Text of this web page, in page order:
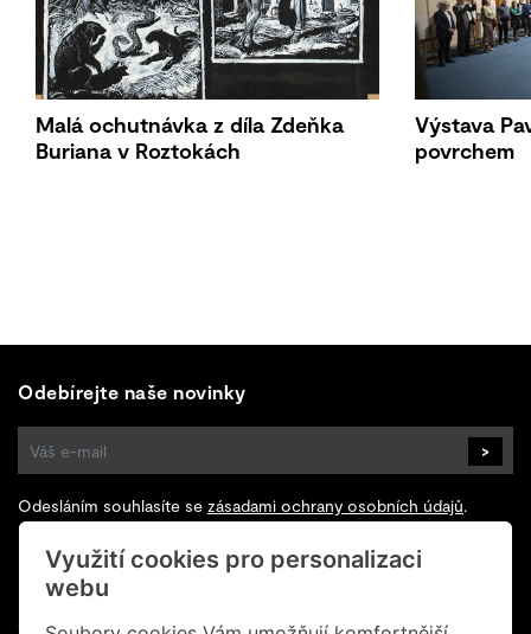
Malá ochutnávka z díla Zdeňka
Buriana v Roztokách
Výstava
povrchem
Odebírejte naše novinky
>
Odesláním souhlasíte se zásadami ochrany osobních údajů.
Sledujte nás na Facebooku
+420 602 200 928
Využití cookies pro personalizaci
webu